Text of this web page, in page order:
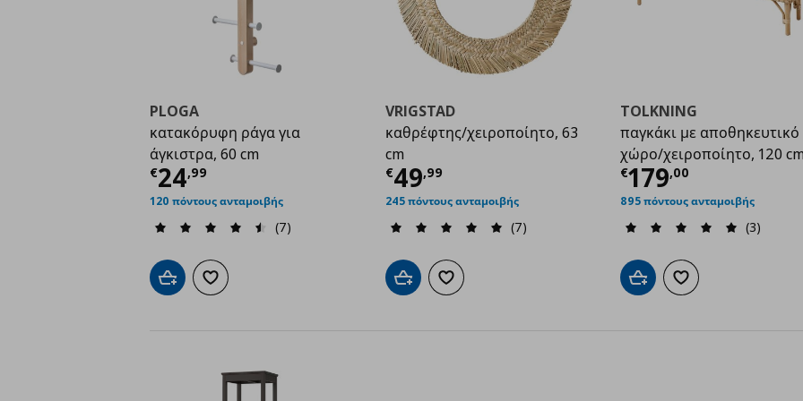
PLOGA
κατακόρυφη ράγα για
άγκιστρα, 60 cm
€24,99
Τρέχουσα τιμή € 24,99
120 πόντους ανταμοιβής
(7)
Προσθήκη στο καλάθι
Προσθήκη στα αγαπημένα
VRIGSTAD
καθρέφτης/χειροποίητο, 63
cm
€49,99
Τρέχουσα τιμή € 49,99
245 πόντους ανταμοιβής
(7)
Προσθήκη στο καλάθι
Προσθήκη στα αγαπημένα
TOLKNING
παγκάκι με αποθηκευτικό
χώρο/χειροποίητο, 120 cm
€179,00
Τρέχουσα τιμή
895 πόντους ανταμοιβής
(3)
Προσθήκη στο καλάθι
Προσθήκη στα